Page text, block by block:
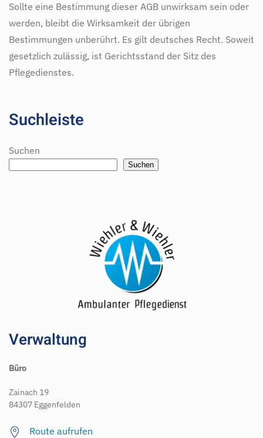
Sollte eine Bestimmung dieser AGB unwirksam sein oder
werden, bleibt die Wirksamkeit der übrigen
Bestimmungen unberührt. Es gilt deutsches Recht. Soweit
gesetzlich zulässig, ist Gerichtsstand der Sitz des
Pflegedienstes.
Suchleiste
Suchen
Suchen
Verwaltung
Büro
Zainach 19
84307 Eggenfelden
Route aufrufen